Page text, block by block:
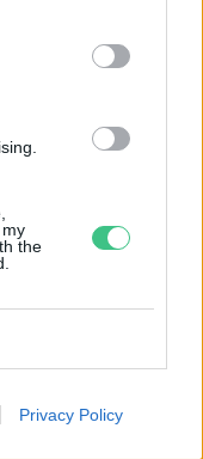
the
Privacy Policy